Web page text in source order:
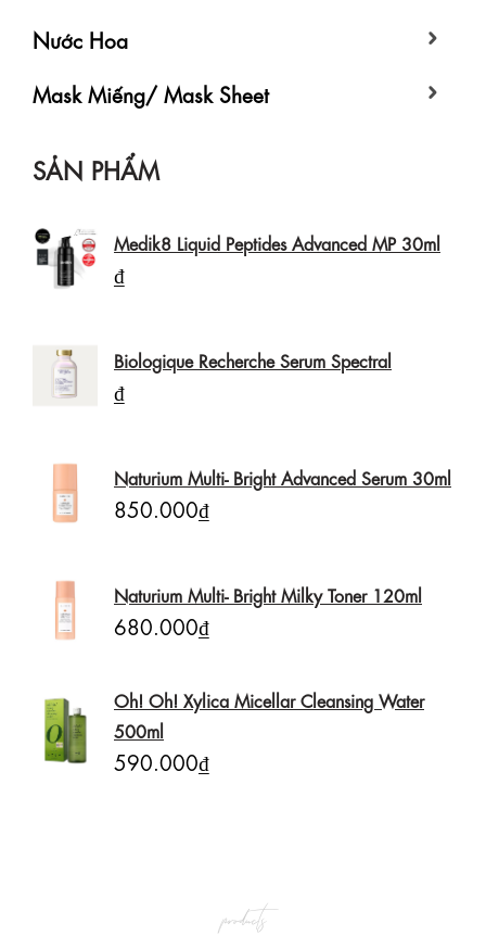
Nước Hoa
Mask Miếng/ Mask Sheet
SẢN PHẨM
Medik8 Liquid Peptides Advanced MP 30ml
₫
Biologique Recherche Serum Spectral
₫
Naturium Multi- Bright Advanced Serum 30ml
850.000₫
Naturium Multi- Bright Milky Toner 120ml
680.000₫
Oh! Oh! Xylica Micellar Cleansing Water
500ml
590.000₫
products